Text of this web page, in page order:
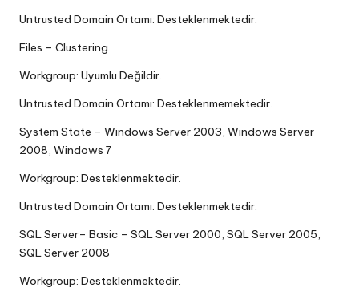
Untrusted Domain Ortamı: Desteklenmektedir.
Files – Clustering
Workgroup: Uyumlu Değildir.
Untrusted Domain Ortamı: Desteklenmemektedir.
System State – Windows Server 2003, Windows Server
2008, Windows 7
Workgroup: Desteklenmektedir.
Untrusted Domain Ortamı: Desteklenmektedir.
SQL Server– Basic – SQL Server 2000, SQL Server 2005,
SQL Server 2008
Workgroup: Desteklenmektedir.